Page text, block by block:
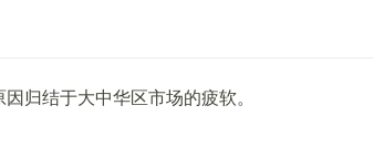
归结于大中华区市场的疲软。